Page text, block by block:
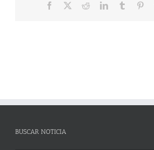
Facebook RedditLinkedInTumblr
BUSCAR NOTICIA